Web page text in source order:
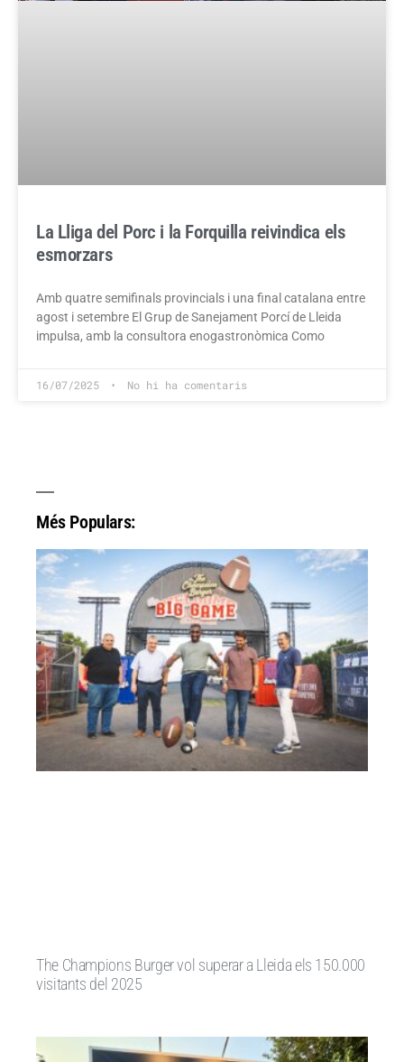
La Lliga del Porc i la Forquilla reivindica els
esmorzars
Amb quatre semifinals provincials i una final catalana entre
agost i setembre El Grup de Sanejament Porcí de Lleida
impulsa, amb la consultora enogastronòmica Como
16/07/2025 No hi ha comentaris
Més Populars:
The Champions Burger vol superar a Lleida els 150.000
visitants del 2025